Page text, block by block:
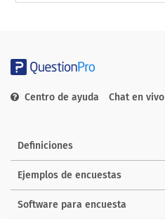
Centro de ayuda Chat en vivo
Definiciones
Ejemplos de encuestas
Software para encuesta